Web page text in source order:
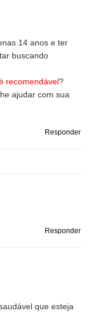
14 anos e ter
buscando
recomendável?
ajudar com sua
Responder
Responder
que esteja